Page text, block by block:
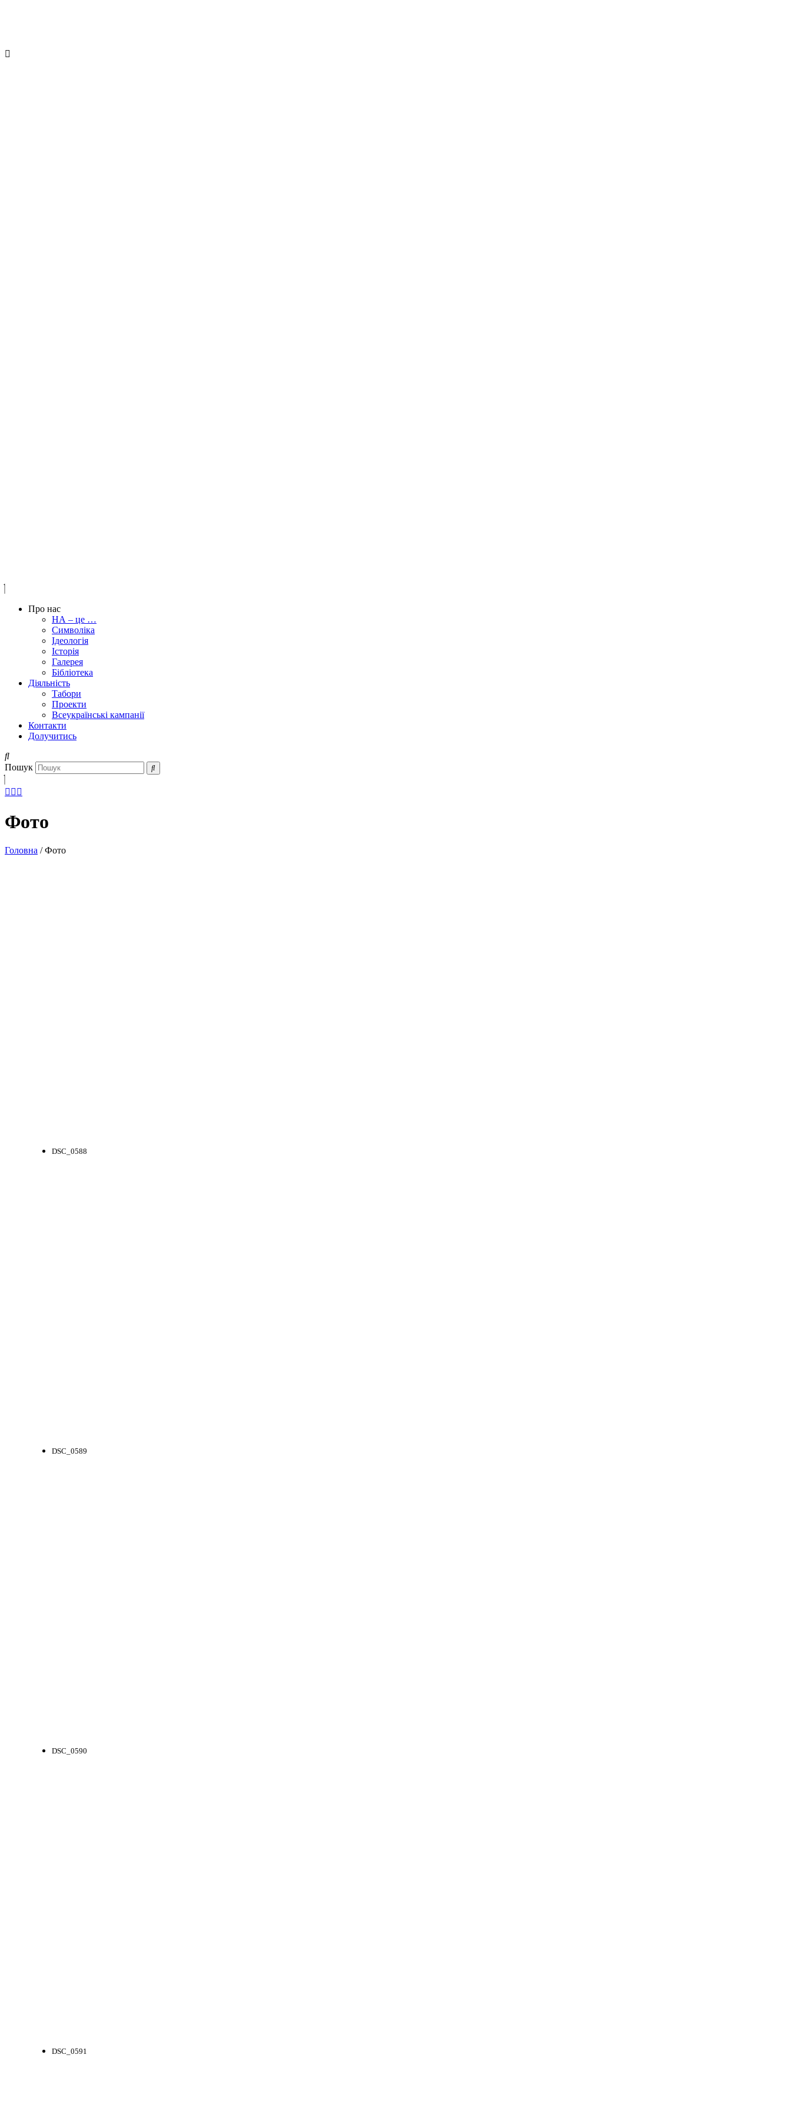
Про нас
НА – це …
Символіка
Ідеологія
Історія
Галерея
Бібліотека
Діяльність
Табори
Проекти
Всеукраїнські кампанії
Контакти
Долучитись
Пошук
Фото
Головна /Фото
DSC_0588
DSC_0589
DSC_0590
DSC_0591